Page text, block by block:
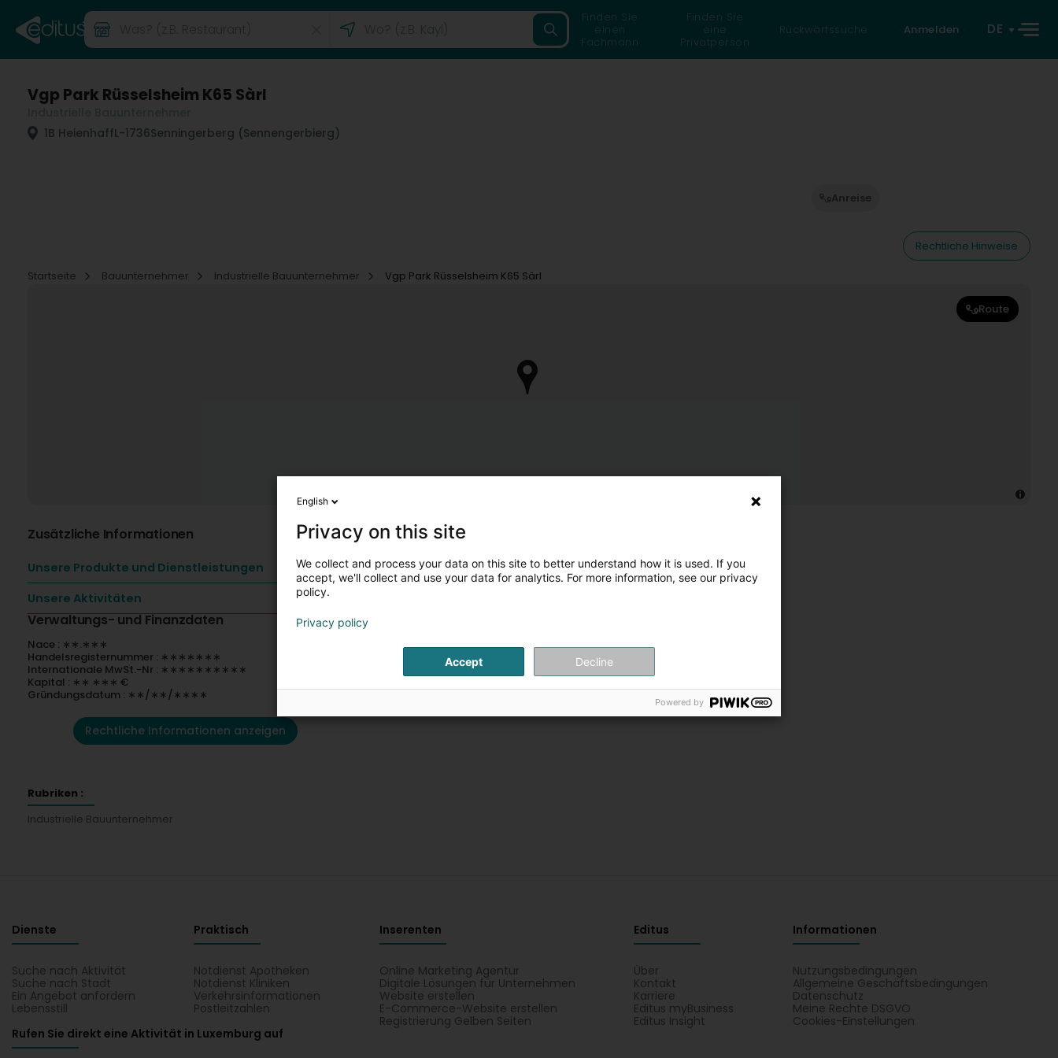
Finden Sie
einen
Fachmann
Finden Sie
eine
Privatperson
Rückwärtssuche Anmelden DE
Vgp Park Rüsselsheim K65 Sàrl
1B HeienhaffL-1736Senningerberg (Sennengerbierg)
Anreise
Rechtliche Hinweise
Startseite
Bauunternehmer Industrielle Bauunternehmer Vgp Park Rüsselsheim K65 Sàrl
Route
Zusätzliche Informationen
Unsere Produkte und Dienstleistungen
Unsere Aktivitäten
Verwaltungs- und Finanzdaten
Nace : ∗∗.∗∗∗
Handelsregisternummer : ∗∗∗∗∗∗∗
Internationale MwSt.-Nr : ∗∗∗∗∗∗∗∗∗∗
Kapital : ∗∗ ∗∗∗ €
Gründungsdatum : ∗∗/∗∗/∗∗∗∗
Rechtliche Informationen anzeigen
Rubriken :
Industrielle Bauunternehmer
Dienste
Suche nach Aktivität
Suche nach Stadt
Ein Angebot anfordern
Lebensstill
Praktisch
Notdienst Apotheken
Notdienst Kliniken
Verkehrsinformationen
Postleitzahlen
Inserenten
Online Marketing Agentur
Digitale Lösungen für Unternehmen
Website erstellen
E-Commerce-Website erstellen
Registrierung Gelben Seiten
Editus
Über
Kontakt
Karriere
Editus myBusiness
Editus Insight
Informationen
Nutzungsbedingungen
Allgemeine Geschäftsbedingungen
Datenschutz
Meine Rechte DSGVO
Cookies-Einstellungen
Rufen Sie direkt eine Aktivität in Luxemburg auf
English
Privacy on this site
We collect and process your data on this site to better understand how it is used. If you
accept, we'll collect and use your data for analytics. For more information, see our privacy
policy.
Privacy policy
Accept Decline
Powered by